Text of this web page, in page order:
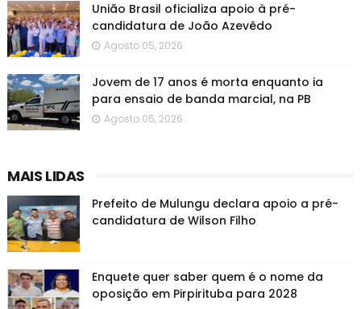
União Brasil oficializa apoio à pré-
candidatura de João Azevêdo
Agosto 05, 2026
Jovem de 17 anos é morta enquanto ia
para ensaio de banda marcial, na PB
Agosto 05, 2026
MAIS LIDAS
Prefeito de Mulungu declara apoio a pré-
candidatura de Wilson Filho
Enquete quer saber quem é o nome da
oposição em Pirpirituba para 2028